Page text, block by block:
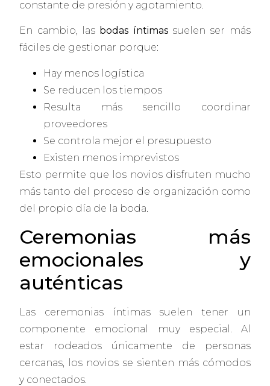
constante de presión y agotamiento.
En cambio, las bodas íntimassuelen ser más
fáciles de gestionar porque:
Hay menos logística
Se reducen los tiempos
Resulta más sencillo coordinar
proveedores
Se controla mejor el presupuesto
Existen menos imprevistos
Esto permite que los novios disfruten mucho
más tanto del proceso de organización como
del propio día de la boda.
Ceremonias más
emocionales y
auténticas
Las ceremonias íntimas suelen tener un
componente emocional muy especial. Al
estar rodeados únicamente de personas
cercanas, los novios se sienten más cómodos
y conectados.